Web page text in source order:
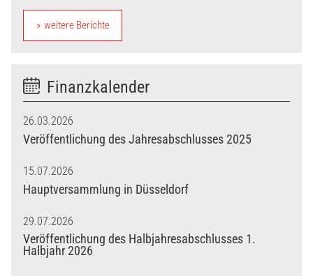
weitere Berichte
Finanzkalender
26.03.2026
Veröffentlichung des Jahresabschlusses 2025
15.07.2026
Hauptversammlung in Düsseldorf
29.07.2026
Veröffentlichung des Halbjahresabschlusses 1.
Halbjahr 2026